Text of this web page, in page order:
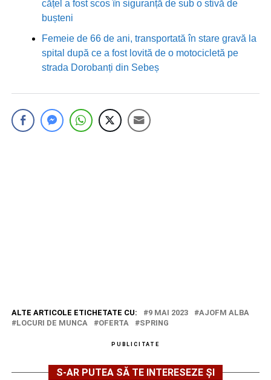
cățel a fost scos în siguranță de sub o stivă de
bușteni
Femeie de 66 de ani, transportată în stare gravă la
spital după ce a fost lovită de o motocicletă pe
strada Dorobanți din Sebeș
ALTE ARTICOLE ETICHETATE CU: 9 MAI 2023
AJOFM ALBA
LOCURI DE MUNCA
OFERTA SPRING
PUBLICITATE
S-AR PUTEA SĂ TE INTERESEZE ȘI